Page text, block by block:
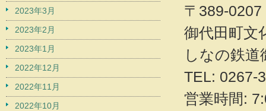
〒389-
御代田町文
しなの鉄道
TEL: 0267-
営業時間:
2023年3月
2023年2月
2023年1月
2022年12月
2022年11月
2022年10月